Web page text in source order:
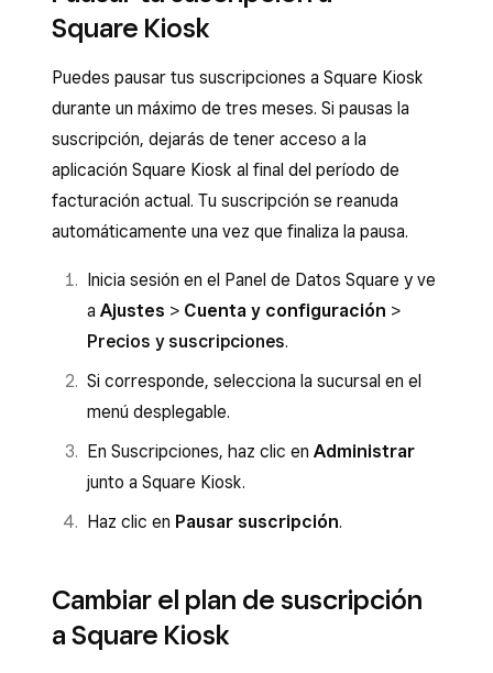
Square Kiosk
Puedes pausar tus suscripciones a Square Kiosk
durante un máximo de tres meses. Si pausas la
suscripción, dejarás de tener acceso a la
aplicación Square Kiosk al final del período de
facturación actual. Tu suscripción se reanuda
automáticamente una vez que finaliza la pausa.
Inicia sesión en el Panel de Datos Square y ve
a Ajustes > Cuenta y configuración >
Precios y suscripciones.
Si corresponde, selecciona la sucursal en el
menú desplegable.
En Suscripciones, haz clic en Administrar
junto a Square Kiosk.
Haz clic en Pausar suscripción.
Cambiar el plan de suscripción
a Square Kiosk